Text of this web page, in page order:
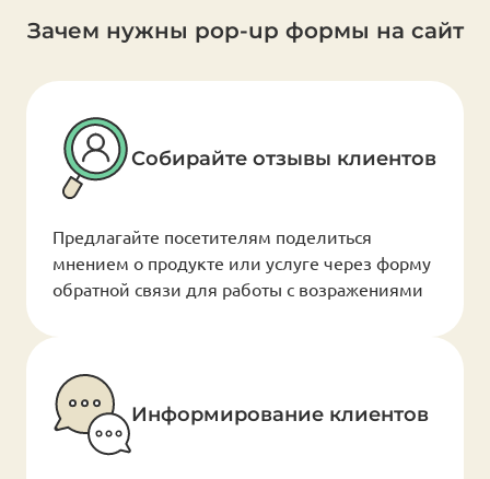
Зачем нужны pop-up формы на сайт
Собирайте отзывы клиентов
Предлагайте посетителям поделиться
мнением о продукте или услуге через форму
обратной связи для работы с возражениями
Информирование клиентов